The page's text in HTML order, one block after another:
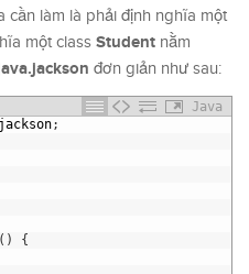
cần làm là phải định nghĩa một
một class Student nằm
đơn giản như sau:
Java
jackson;
( )
{